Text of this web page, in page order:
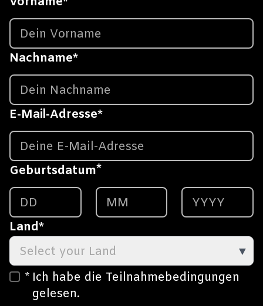
*
Nachname*
E-Mail-Adresse*
Geburtsdatum*
Land*
Select your Land ▼
* Ich habe die Teilnahmebedingungen
gelesen.